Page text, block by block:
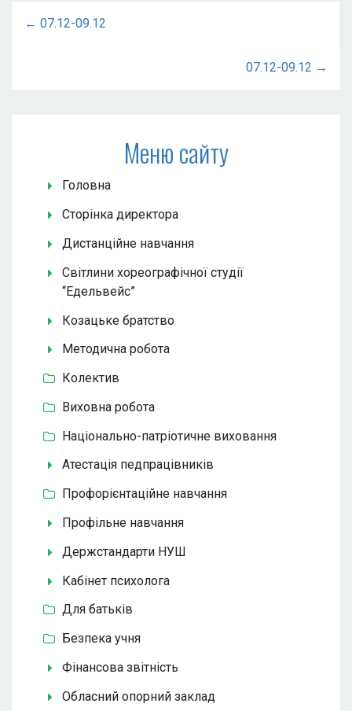
← 07.12-09.12
07.12-09.12 →
Меню сайту
Головна
Сторінка директора
Дистанційне навчання
Світлини хореографічної студії
“Едельвейс”
Козацьке братство
Методична робота
Колектив
Виховна робота
Національно-патріотичне виховання
Атестація педпрацівників
Профорієнтаційне навчання
Профільне навчання
Держстандарти НУШ
Кабінет психолога
Для батьків
Безпека учня
Фінансова звітність
Обласний опорний заклад